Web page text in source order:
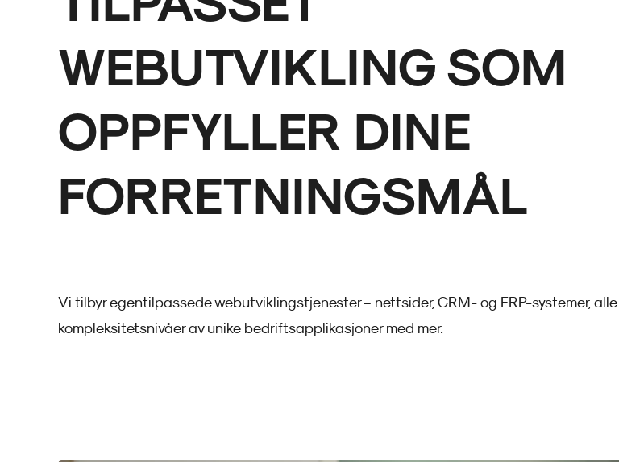
WEBUTVIKLING SOM
OPPFYLLER DINE
FORRETNINGSMÅL
Vi tilbyr egentilpassede webutviklingstjenester – nettsider, CRM- og ERP-systemer, alle
kompleksitetsnivåer av unike bedriftsapplikasjoner med mer.